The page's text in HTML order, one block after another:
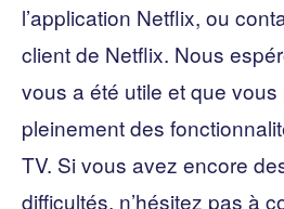
l’application Netflix, ou
client de Netflix. Nous
vous a été utile et que
pleinement des
TV. Si vous avez encore
difficultés, n’hésitez pas à